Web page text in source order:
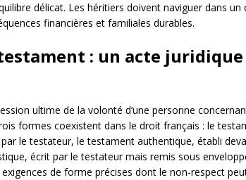
délicat. Les héritiers doivent naviguer dans
financières et familiales durables.
: un acte juridique
ultime de la volonté d’une personne
formes coexistent dans le droit français : le
le testateur, le testament authentique, établi
écrit par le testateur mais remis sous
de forme précises dont le non-respect